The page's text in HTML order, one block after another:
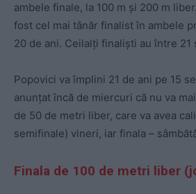
ambele finale, la 100 m și 200 m
fost cel mai tânăr finalist în ambele
20 de ani. Ceilalți finaliști au între 21
Popovici va împlini 21 de ani pe 15
anunțat încă de miercuri că nu va
de 50 de metri liber, care va avea
semifinale) vineri, iar finala –
Finala de 100 de metri liber